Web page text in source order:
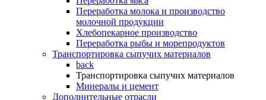
Переработка молока и производство
молочной продукции
Хлебопекарное производство
Переработка рыбы и морепродуктов
Транспортировка сыпучих материалов
back
Транспортировка сыпучих материалов
Минералы и цемент
Дополнительные отрасли